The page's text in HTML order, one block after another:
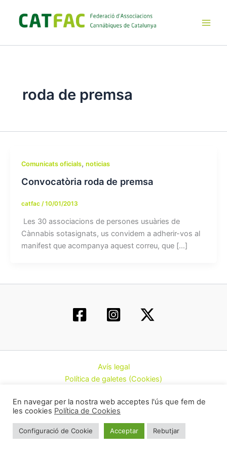
contenido
roda de premsa
Comunicats oficials, noticias
Convocatòria roda de premsa
catfac /10/01/2013
Les 30 associacions de persones usuàries de
Cànnabis sotasignats, us convidem a adherir-vos al
manifest que acompanya aquest correu, que […]
Avís legal
Política de galetes (Cookies)
Contacte
Cannàbiques de Catalunya (CatFAC)
En navegar per la nostra web acceptes l'ús que fem de
les cookies Política de Cookies
Configuració de Cookie Acceptar Rebutjar